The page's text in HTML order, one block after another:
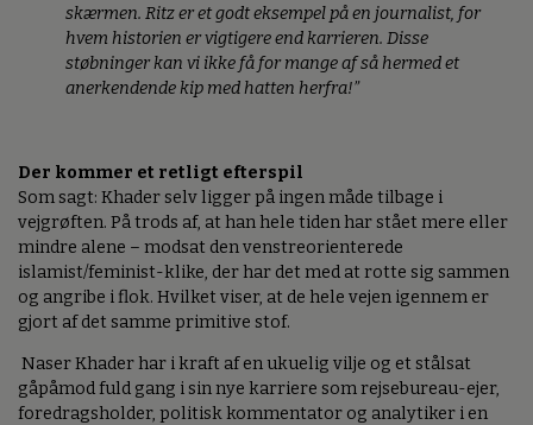
skærmen. Ritz er et godt eksempel på en journalist, for
hvem historien er vigtigere end karrieren. Disse
støbninger kan vi ikke få for mange af så hermed et
anerkendende kip med hatten herfra!”
Der kommer et retligt efterspil
Som sagt: Khader selv ligger på ingen måde tilbage i
vejgrøften. På trods af, at han hele tiden har stået mere eller
mindre alene – modsat den venstreorienterede
islamist/feminist-klike, der har det med at rotte sig sammen
og angribe i flok. Hvilket viser, at de hele vejen igennem er
gjort af det samme primitive stof.
Naser Khader har i kraft af en ukuelig vilje og et stålsat
gåpåmod fuld gang i sin nye karriere som rejsebureau-ejer,
foredragsholder, politisk kommentator og analytiker i en